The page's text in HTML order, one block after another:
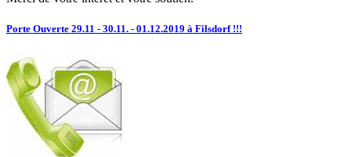
Porte Ouverte 29.11 - 30.11. - 01.12.2019 à Filsdorf !!!